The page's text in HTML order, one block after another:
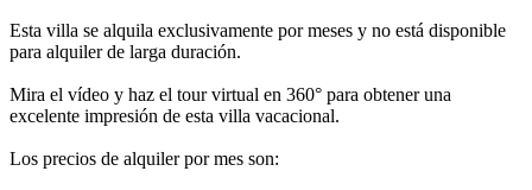
Esta villa se alquila exclusivamente por meses y no está disponible
para alquiler de larga duración.
Mira el vídeo y haz el tour virtual en 360° para obtener una
excelente impresión de esta villa vacacional.
Los precios de alquiler por mes son: